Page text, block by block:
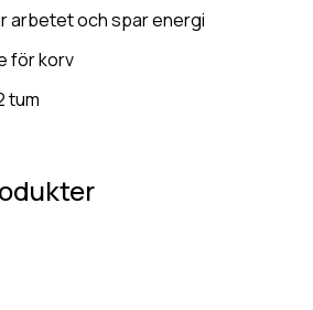
arbetet och spar energi
för korv
tum